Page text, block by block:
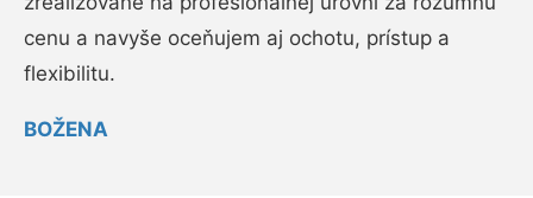
cenu a navyše oceňujem aj ochotu, prístup a
flexibilitu.
BOŽENA